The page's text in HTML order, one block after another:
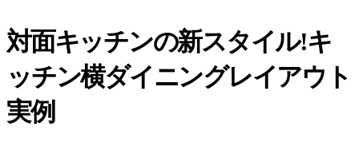
対面キッチンの新スタイル!キ
ッチン横ダイニングレイアウト
実例